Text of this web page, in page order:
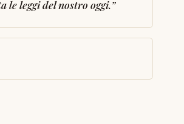
le leggi del nostro oggi.”